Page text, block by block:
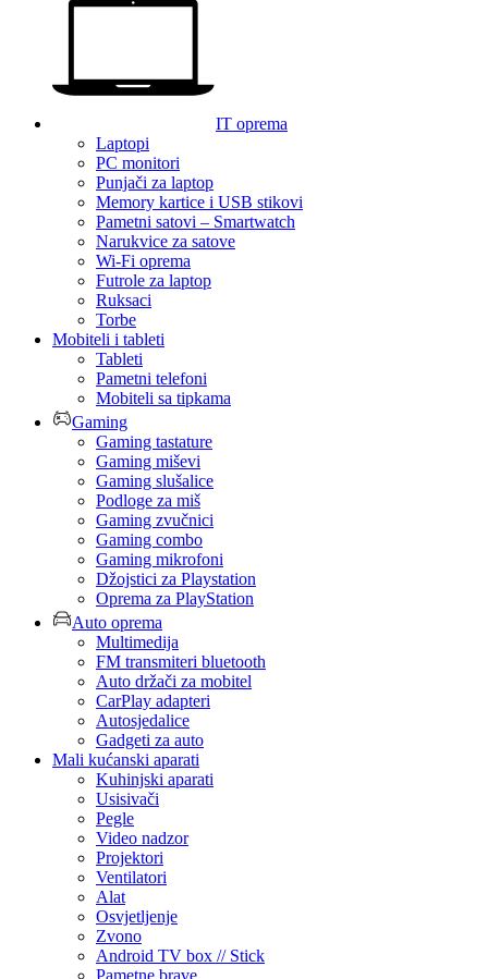
IT oprema
Laptopi
PC monitori
Punjači za laptop
Memory kartice i USB stikovi
Pametni satovi – Smartwatch
Narukvice za satove
Wi-Fi oprema
Futrole za laptop
Ruksaci
Torbe
Mobiteli i tableti
Tableti
Pametni telefoni
Mobiteli sa tipkama
Gaming
Gaming tastature
Gaming miševi
Gaming slušalice
Podloge za miš
Gaming zvučnici
Gaming combo
Gaming mikrofoni
Džojstici za Playstation
Oprema za PlayStation
Auto oprema
Multimedija
FM transmiteri bluetooth
Auto držači za mobitel
CarPlay adapteri
Autosjedalice
Gadgeti za auto
Mali kućanski aparati
Kuhinjski aparati
Usisivači
Pegle
Video nadzor
Projektori
Ventilatori
Alat
Osvjetljenje
Zvono
Android TV box // Stick
Pametne brave